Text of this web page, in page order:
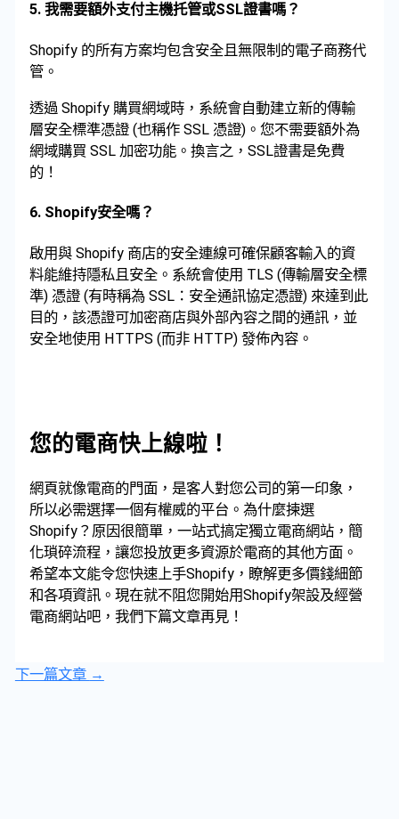
5.我需要額外支付主機托管或SSL證書嗎？
Shopify 的所有方案均包含安全且無限制的電子商務代
管。
透過 Shopify 購買網域時，系統會自動建立新的傳輸
層安全標準憑證 (也稱作 SSL 憑證)。您不需要額外為
網域購買 SSL 加密功能。換言之，SSL證書是免費
的！
6. Shopify安全嗎？
啟用與 Shopify 商店的安全連線可確保顧客輸入的資
料能維持隱私且安全。系統會使用 TLS (傳輸層安全標
準) 憑證 (有時稱為 SSL：安全通訊協定憑證) 來達到此
目的，該憑證可加密商店與外部內容之間的通訊，並
安全地使用 HTTPS (而非 HTTP) 發佈內容。
您的電商快上線啦！
網頁就像電商的門面，是客人對您公司的第一印象，
所以必需選擇一個有權威的平台。為什麼揀選
Shopify？原因很簡單，一站式搞定獨立電商網站，簡
化瑣碎流程，讓您投放更多資源於電商的其他方面。
希望本文能令您快速上手Shopify，瞭解更多價錢細節
和各項資訊。現在就不阻您開始用Shopify架設及經營
電商網站吧，我們下篇文章再見！
下一篇文章 →